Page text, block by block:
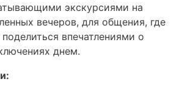
экскурсиями на
вечеров, для общения, где
впечатлениями о
днем.